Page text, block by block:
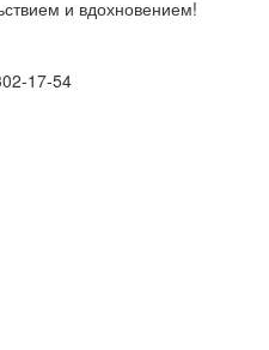
и вдохновением!
17-54